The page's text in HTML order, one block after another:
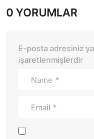
0 YORUMLAR
E-posta adresiniz
işaretlenmişlerdir